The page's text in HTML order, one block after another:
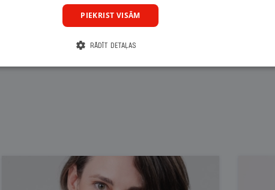
Citas abonēšanas iespējas meklē šeit
PIEKRIST VISĀM
RĀDĪT DETAĻAS